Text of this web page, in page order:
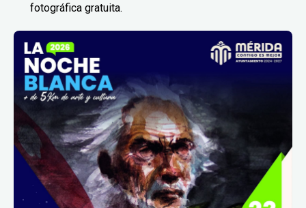
fotográfica gratuita.